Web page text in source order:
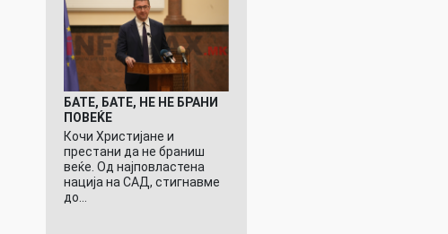
БАТЕ, БАТЕ, НЕ НЕ БРАНИ
ПОВЕЌЕ
Кочи Христијане и
престани да не браниш
веќе. Од најповластена
нација на САД, стигнавме
до…